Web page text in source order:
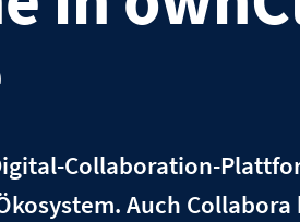
Collaboration-
Auch